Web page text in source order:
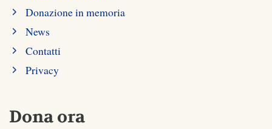
Donazione in memoria
News
Contatti
Privacy
Dona ora